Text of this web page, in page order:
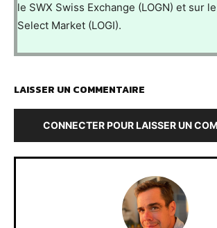
le SWX Swiss Exchange (LOGN) et sur
Select Market (LOGI).
LAISSER UN COMMENTAIRE
CONNECTER POUR LAISSER UN